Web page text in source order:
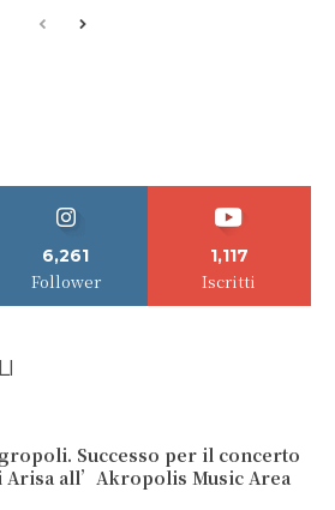
6,261
Follower
1,117
Iscritti
Successo per il concerto
Arisa all’Akropolis Music Area